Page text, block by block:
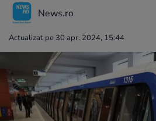
News.ro
Actualizat pe 30 apr. 2024, 15:44